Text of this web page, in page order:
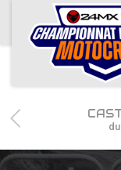
ACCUEIL
ACTUS
CALENDRIER
RÉSULTATS
PHOTOS /